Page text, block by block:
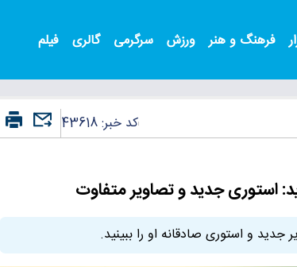
فرهنگ و هنر ورزش سرگرمی گالری فیلم
کد خبر:43618
استوری جدید و تصاویر متفاوت
و استوری صادقانه او را ببینید.